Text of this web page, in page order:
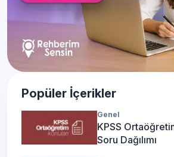
Popüler İçerikler
Genel
KPSS
Soru Dağılımı